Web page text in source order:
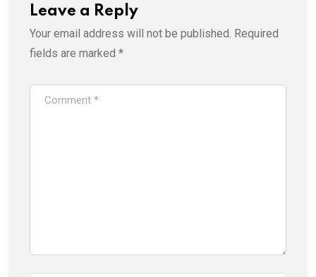
Leave a Reply
Your email address will not be published. Required
fields are marked *